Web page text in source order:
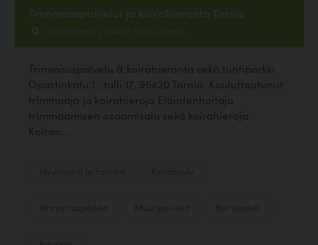
Trimmauspalvelut ja koirahieronta Tornio
Opastinkatu 1, 95420 Tornio, Tornio
Trimmauspalvelu & koirahieronta sekä tuntiparkki
Opastinkatu 1 , talli 17, 95420 Tornio. Kouluttautunut
trimmaaja ja koirahieroja Eläintenhoitaja
trimmaamisen osaamisala sekä koirahieroja.
Koiran...